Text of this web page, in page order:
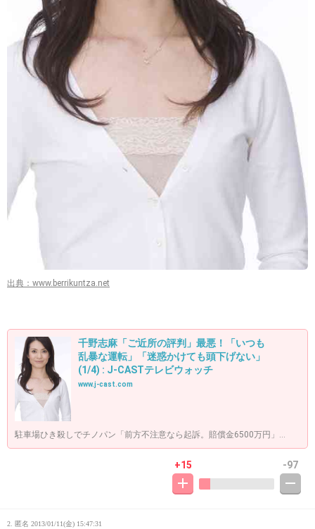
出典：www.berrikuntza.net
千野志麻「ご近所の評判」最悪！「いつも
乱暴な運転」「迷惑かけても頭下げない」
(1/4) : J-CASTテレビウォッチ
www.j-cast.com
駐車場ひき殺しでチノパン「前方不注意なら起訴。賠償金6500万円」...
+15 -97
2. 匿名 2013/01/11(金) 15:47:31